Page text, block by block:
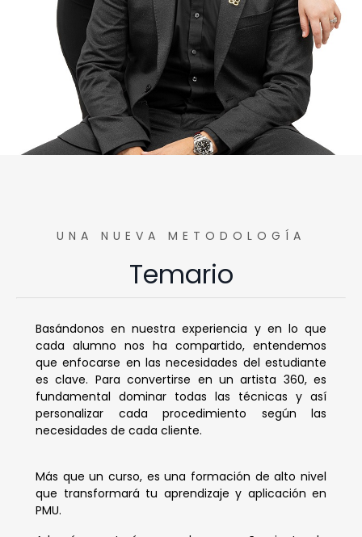
UNA NUEVA METODOLOGÍA
Temario
Basándonos en nuestra experiencia y en lo que
cada alumno nos ha compartido, entendemos
que enfocarse en las necesidades del estudiante
es clave. Para convertirse en un artista 360, es
fundamental dominar todas las técnicas y así
personalizar cada procedimiento según las
necesidades de cada cliente.
Más que un curso, es una formación de alto nivel
que transformará tu aprendizaje y aplicación en
PMU.